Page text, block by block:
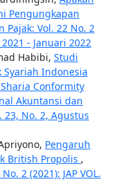
Pengungkapan
Pajak: Vol. 22 No. 2
- Januari 2022
Habibi, Studi
Syariah Indonesia
Conformity
Akuntansi dan
23, No. 2, Agustus
Pengaruh
British Propolis ,
2 (2021): JAP VOL.